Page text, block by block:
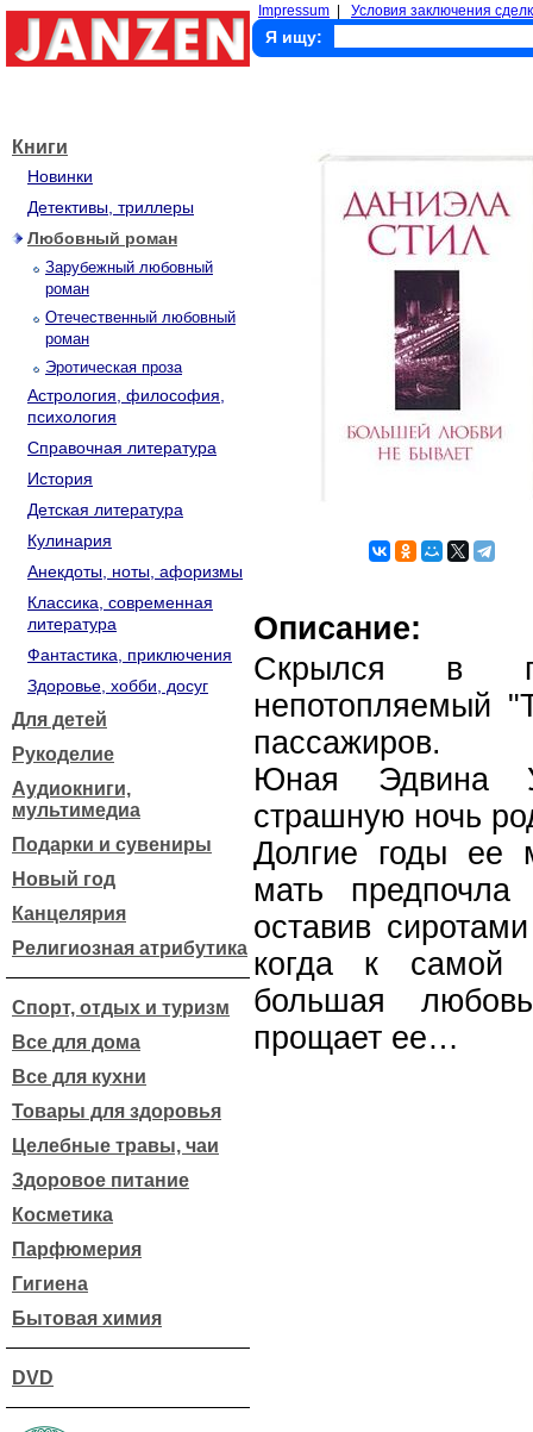
Impressum Условия заключения
Я ищу:
Книги
Новинки
Детективы, триллеры
Любовный роман
Зарубежный любовный
роман
Отечественный любовный
роман
Эротическая проза
Астрология, философия,
психология
Справочная литература
История
Детская литература
Кулинария
Анекдоты, ноты, афоризмы
Классика, современная
литература
Фантастика, приключения
Здоровье, хобби, досуг
Для детей
Рукоделие
Аудиокниги,
мультимедиа
Подарки и сувениры
Новый год
Канцелярия
Религиозная атрибутика
Спорт, отдых и туризм
Все для дома
Все для кухни
Товары для здоровья
Целебные травы, чаи
Здоровое питание
Косметика
Парфюмерия
Гигиена
Бытовая химия
DVD
Описание:
Скрылся в
непотопляемый
пассажиров.
Юная Эдвина
страшную ночь
Долгие годы ее
мать
оставив
когда к самой
большая
прощает ее…